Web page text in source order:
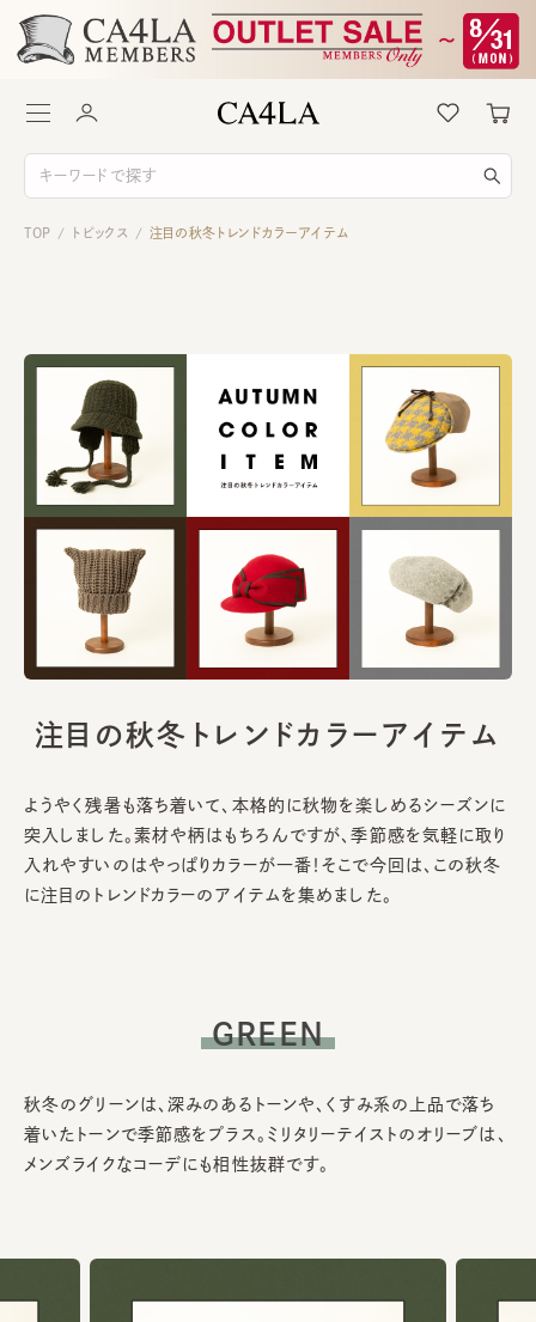
TOP / トピックス / 注目の秋冬トレンドカラーアイテム
注目の秋冬トレンドカラーアイテム
ようやく残暑も落ち着いて、本格的に秋物を楽しめるシーズンに
突入しました。素材や柄はもちろんですが、季節感を気軽に取り
入れやすいのはやっぱりカラーが一番！そこで今回は、この秋冬
に注目のトレンドカラーのアイテムを集めました。
GREEN
秋冬のグリーンは、深みのあるトーンや、くすみ系の上品で落ち
着いたトーンで季節感をプラス。ミリタリーテイストのオリーブは、
メンズライクなコーデにも相性抜群です。